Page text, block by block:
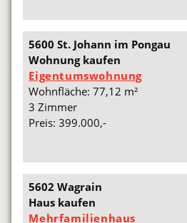
5600 St. Johann im Pongau
Wohnung kaufen
Eigentumswohnung
Wohnfläche: 77,12 m²
3 Zimmer
Preis: 399.000,-
5602 Wagrain
Haus kaufen
Mehrfamilienhaus